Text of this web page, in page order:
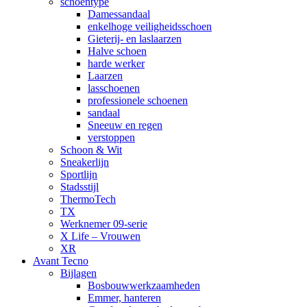
Damessandaal
enkelhoge veiligheidsschoen
Gieterij- en laslaarzen
Halve schoen
harde werker
Laarzen
lasschoenen
professionele schoenen
sandaal
Sneeuw en regen
verstoppen
Schoon & Wit
Sneakerlijn
Sportlijn
Stadsstijl
ThermoTech
TX
Werknemer 09-serie
X Life – Vrouwen
XR
Avant Tecno
Bijlagen
Bosbouwwerkzaamheden
Emmer, hanteren